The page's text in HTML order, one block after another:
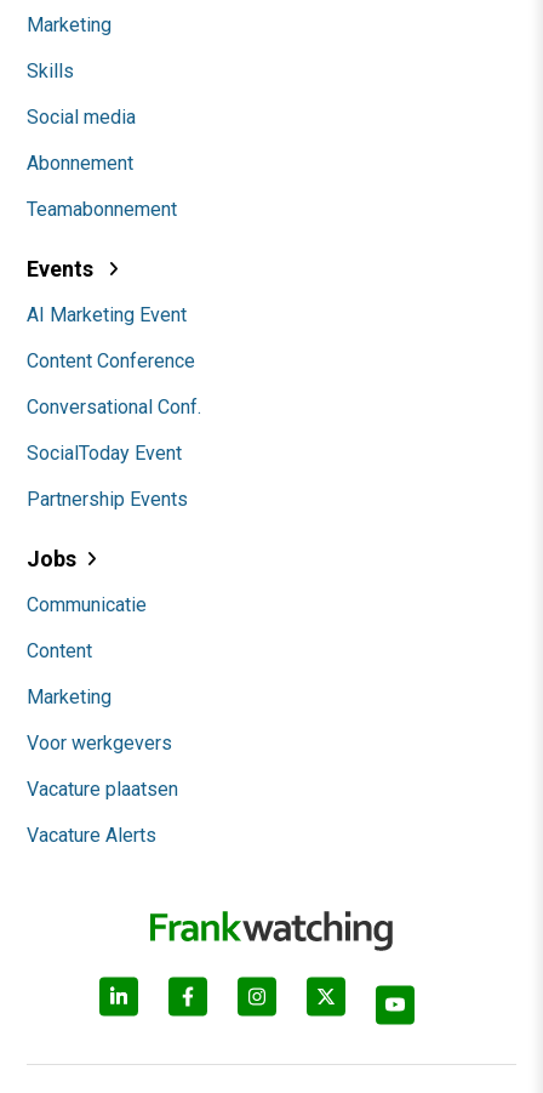
Marketing
Skills
Social media
Abonnement
Teamabonnement
Events
AI Marketing Event
Content Conference
Conversational Conf.
SocialToday Event
Partnership Events
Jobs
Communicatie
Content
Marketing
Voor werkgevers
Vacature plaatsen
Vacature Alerts